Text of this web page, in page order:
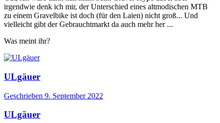
irgendwie denk ich mir, der Unterschied eines altmodischen MTB
zu einem Gravelbike ist doch (für den Laien) nicht groß... Und
vielleicht gibt der Gebrauchtmarkt da auch mehr her ...
Was meint ihr?
ULgäuer
Geschrieben 9. September 2022
ULgäuer